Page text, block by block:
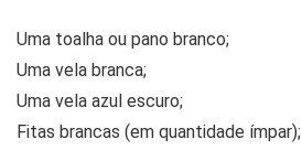
Uma toalha ou pano branco;
Uma vela branca;
Uma vela azul escuro;
Fitas brancas (em quantidade ímpar);